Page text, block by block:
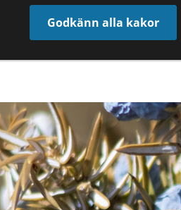
Godkänn alla kakor
Spritdrycker / Gin